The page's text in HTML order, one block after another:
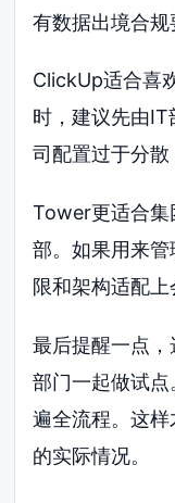
有数据出境合规
ClickUp适合喜
时，建议先由IT
司配置过于分散
Tower更适合集
部。如果用来
限和架构适配上
最后提醒一点
部门一起做试
遍全流程。这
的实际情况。